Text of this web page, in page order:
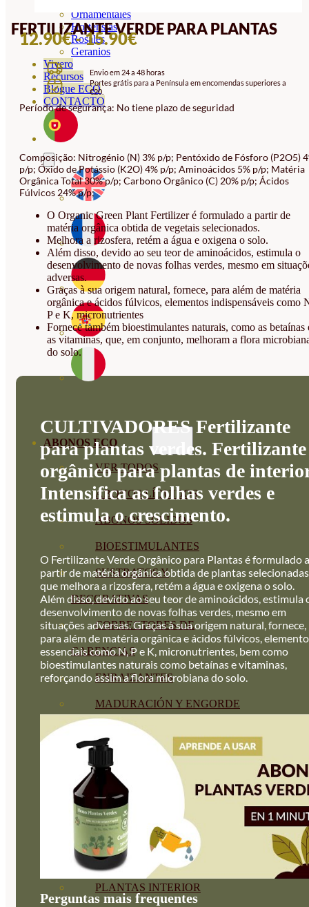
Ornamentales
Hortensias
Rosales
Geranios
Vivero
Recursos
Blogue ECO
CONTACTO
ABONOS ECO
VER TODOS
ABONOS LÍQUIDOS
ABONOS SOLIDOS
BIOESTIMULANTES
SUSTRATOS Y
DECORATIVAS
CORRECTORES DE
CARENCIAS
ENRAIZANTES
MADURACIÓN Y ENGORDE
REGENERADORES DEL
ÁCIDOS HÚMICOS
MATERIAS PRIMAS
PROTECCIÓN CULTIVOS Y
PLANTAS
PLANTAS INTERIOR
FERTILIZANTE VERDE PARA PLANTAS
12.90€-15.90€INTERVALO
PREÇOS:
A
Envio em 24 a 48 horas
Portes grátis para a Península em encomendas superiores a
€20.
Período de segurança: No tiene plazo de seguridad
Composição: Nitrogénio (N) 3% p/p; Pentóxido de Fósforo (P2O5)
p/p; Óxido de Potássio (K2O) 4% p/p; Aminoácidos 5% p/p; Matéria
Orgânica Total 30% p/p; Carbono Orgânico (C) 20% p/p; Ácidos
Fúlvicos 24% p/p;
O Organic Green Plant Fertilizer é formulado a partir de
matéria orgânica obtida de vegetais selecionados.
Melhora a rizosfera, retém a água e oxigena o solo.
Além disso, devido ao seu teor de aminoácidos, estimula o
desenvolvimento de novas folhas verdes, mesmo em
adversas.
Graças à sua origem natural, fornece, para além de matéria
orgânica e ácidos fúlvicos, elementos indispensáveis como
P e K, micronutrientes
Fornece também bioestimulantes naturais, como as betaínas
as vitaminas, que, em conjunto, melhoram a flora
do solo.
CULTIVADORES Fertilizante
para plantas verdes. Fertilizante
orgânico para plantas de
Intensifica as folhas verdes e
estimula o crescimento.
O Fertilizante Verde Orgânico para Plantas é formulado a
partir de matéria orgânica obtida de plantas selecionadas
que melhora a rizosfera, retém a água e oxigena o solo.
Além disso, devido ao seu teor de aminoácidos, estimula
desenvolvimento de novas folhas verdes, mesmo em
situações adversas. Graças à sua origem natural, fornece,
para além de matéria orgânica e ácidos fúlvicos,
essenciais como N, P e K, micronutrientes, bem como
bioestimulantes naturais como betaínas e vitaminas,
reforçando assim a flora microbiana do solo.
Perguntas mais frequentes